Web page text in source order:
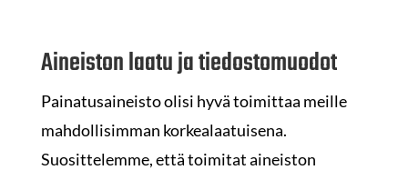
Aineiston laatu ja tiedostomuodot
Painatusaineisto olisi hyvä toimittaa meille
mahdollisimman korkealaatuisena.
Suosittelemme, että toimitat aineiston